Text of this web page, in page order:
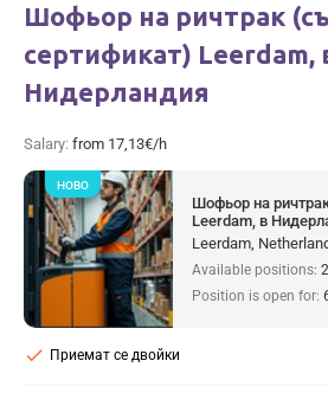
Шофьор на ричтрак
сертификат) Leerdam,
Нидерландия
Salary: from 17,13€/h
Шофьор на
Leerdam, в
Leerdam,
Available positions:
Position is open for:
Приемат се двойки
check
НОВО